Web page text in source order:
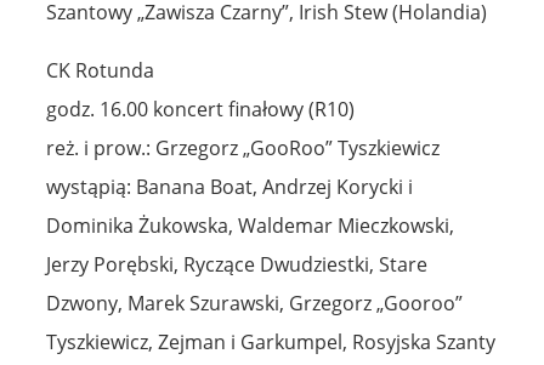
Szantowy „Zawisza Czarny”, Irish Stew (Holandia)
CK Rotunda
godz. 16.00 koncert finałowy (R10)
reż. i prow.: Grzegorz „GooRoo” Tyszkiewicz
wystąpią: Banana Boat, Andrzej Korycki i
Dominika Żukowska, Waldemar Mieczkowski,
Jerzy Porębski, Ryczące Dwudziestki, Stare
Dzwony, Marek Szurawski, Grzegorz „Gooroo”
Tyszkiewicz, Zejman i Garkumpel, Rosyjska Szanty